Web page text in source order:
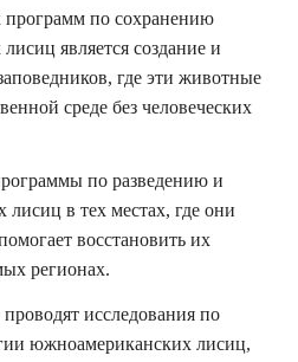
по сохранению
является создание и
где эти животные
среде без человеческих
по разведению и
лисиц в тех местах, где они
восстановить их
регионах.
исследования по
южноамериканских лисиц,